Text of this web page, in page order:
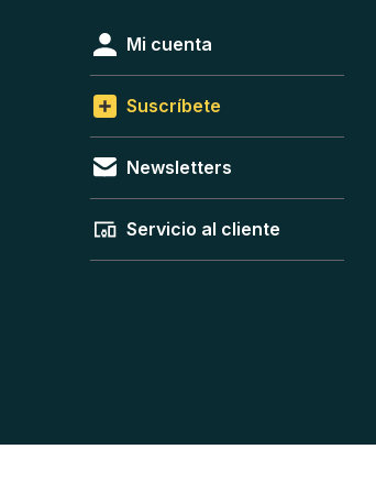
Mi cuenta
Suscríbete
Newsletters
Servicio al cliente